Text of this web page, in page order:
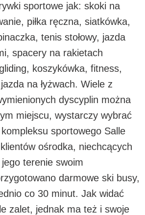
sportowe jak: skoki na
piłka ręczna, siatkówka,
tenis stołowy, jazda
spacery na rakietach
koszykówka, fitness,
na łyżwach. Wiele z
dyscyplin można
miejscu, wystarczy wybrać
sportowego Salle
ośrodka, niechcących
terenie swoim
darmowe ski busy,
co 30 minut. Jak widać
zalet, jednak ma też i swoje